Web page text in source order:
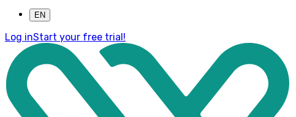
EN
Log inStart your free trial!